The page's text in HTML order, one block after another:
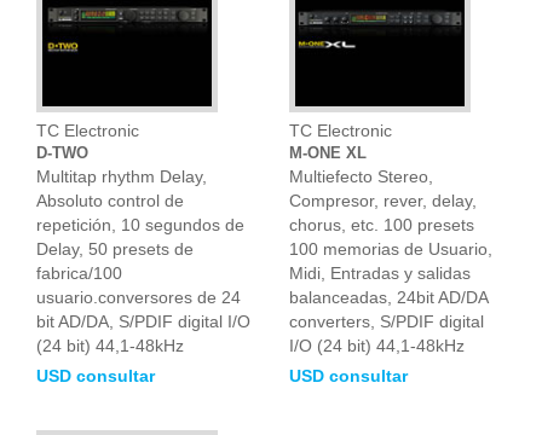
TC Electronic
D-TWO
Multitap rhythm Delay,
Absoluto control de
repetición, 10 segundos de
Delay, 50 presets de
fabrica/100
usuario.conversores de 24
bit AD/DA, S/PDIF digital I/O
(24 bit) 44,1-48kHz
USD consultar
TC Electronic
M-ONE XL
Multiefecto Stereo,
Compresor, rever, delay,
chorus, etc. 100 presets
100 memorias de Usuario,
Midi, Entradas y salidas
balanceadas, 24bit AD/DA
converters, S/PDIF digital
I/O (24 bit) 44,1-48kHz
USD consultar